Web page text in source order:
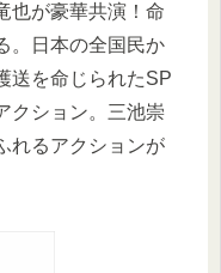
也が豪華共演！命
。日本の全国民か
送を命じられたSP
クション。三池崇
れるアクションが